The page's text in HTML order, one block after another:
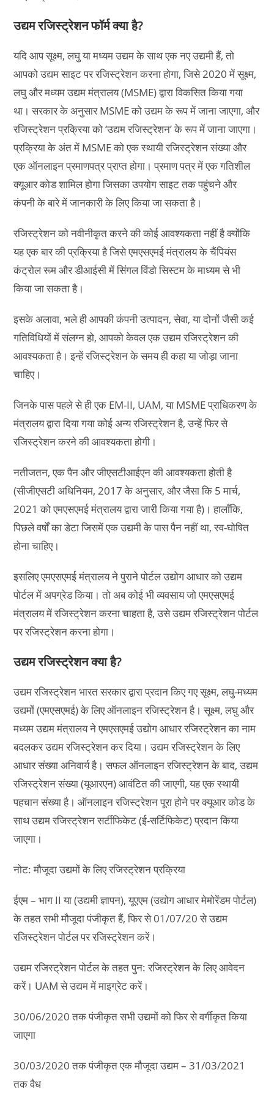
उद्यम रजिस्ट्रेशन फॉर्म क्या है?
यदि आप सूक्ष्म, लघु या मध्यम उद्यम के साथ एक नए उद्यमी हैं, तो
आपको उद्यम साइट पर रजिस्ट्रेशन करना होगा, जिसे 2020 में सूक्ष्म,
लघु और मध्यम उद्यम मंत्रालय (MSME) द्वारा विकसित किया गया
था। सरकार के अनुसार MSME को उद्यम के रूप में जाना जाएगा, और
रजिस्ट्रेशन प्रक्रिया को ‘उद्यम रजिस्ट्रेशन’ के रूप में जाना जाएगा।
प्रक्रिया के अंत में MSME को एक स्थायी रजिस्ट्रेशन संख्या और
एक ऑनलाइन प्रमाणपत्र प्राप्त होगा। प्रमाण पत्र में एक गतिशील
क्यूआर कोड शामिल होगा जिसका उपयोग साइट तक पहुंचने और
कंपनी के बारे में जानकारी के लिए किया जा सकता है।
रजिस्ट्रेशन को नवीनीकृत करने की कोई आवश्यकता नहीं है क्योंकि
यह एक बार की प्रक्रिया है जिसे एमएसएमई मंत्रालय के चैंपियंस
कंट्रोल रूम और डीआईसी में सिंगल विंडो सिस्टम के माध्यम से भी
किया जा सकता है।
इसके अलावा, भले ही आपकी कंपनी उत्पादन, सेवा, या दोनों जैसी कई
गतिविधियों में संलग्न हो, आपको केवल एक उद्यम रजिस्ट्रेशन की
आवश्यकता है। इन्हें रजिस्ट्रेशन के समय ही कहा या जोड़ा जाना
चाहिए।
जिनके पास पहले से ही एक EM-II, UAM, या MSME प्राधिकरण के
मंत्रालय द्वारा दिया गया कोई अन्य रजिस्ट्रेशन है, उन्हें फिर से
रजिस्ट्रेशन करने की आवश्यकता होगी।
नतीजतन, एक पैन और जीएसटीआईएन की आवश्यकता होती है
(सीजीएसटी अधिनियम, 2017 के अनुसार, और जैसा कि 5 मार्च,
2021 को एमएसएमई मंत्रालय द्वारा जारी किया गया है)। हालाँकि,
पिछले वर्षों का डेटा जिसमें एक उद्यमी के पास पैन नहीं था, स्व-घोषित
होना चाहिए।
इसलिए एमएसएमई मंत्रालय ने पुराने पोर्टल उद्योग आधार को उद्यम
पोर्टल में अपग्रेड किया। तो अब कोई भी व्यवसाय जो एमएसएमई
मंत्रालय में रजिस्ट्रेशन करना चाहता है, उसे उद्यम रजिस्ट्रेशन पोर्टल
पर रजिस्ट्रेशन करना होगा।
उद्यम रजिस्ट्रेशन क्या है?
उद्यम रजिस्ट्रेशन भारत सरकार द्वारा प्रदान किए गए सूक्ष्म, लघु-मध्यम
उद्यमों (एमएसएमई) के लिए ऑनलाइन रजिस्ट्रेशन है। सूक्ष्म, लघु और
मध्यम उद्यम मंत्रालय ने एमएसएमई उद्योग आधार रजिस्ट्रेशन का नाम
बदलकर उद्यम रजिस्ट्रेशन कर दिया। उद्यम रजिस्ट्रेशन के लिए
आधार संख्या अनिवार्य है। सफल ऑनलाइन रजिस्ट्रेशन के बाद, उद्यम
रजिस्ट्रेशन संख्या (यूआरएन) आवंटित की जाएगी, यह एक स्थायी
पहचान संख्या है। ऑनलाइन रजिस्ट्रेशन पूरा होने पर क्यूआर कोड के
साथ उद्यम रजिस्ट्रेशन सर्टीफिकेट (ई-सर्टिफिकेट) प्रदान किया
जाएगा।
नोट: मौजूदा उद्यमों के लिए रजिस्ट्रेशन प्रक्रिया
ईएम – भाग II या (उद्यमी ज्ञापन), यूएएम (उद्योग आधार मेमोरेंडम पोर्टल)
के तहत सभी मौजूदा पंजीकृत हैं, फिर से 01/07/20 से उद्यम
रजिस्ट्रेशन पोर्टल पर रजिस्ट्रेशन करें।
उद्यम रजिस्ट्रेशन पोर्टल के तहत पुन: रजिस्ट्रेशन के लिए आवेदन
करें। UAM से उद्यम में माइग्रेट करें।
30/06/2020 तक पंजीकृत सभी उद्यमों को फिर से वर्गीकृत किया
जाएगा
30/03/2020 तक पंजीकृत एक मौजूदा उद्यम – 31/03/2021
तक वैध